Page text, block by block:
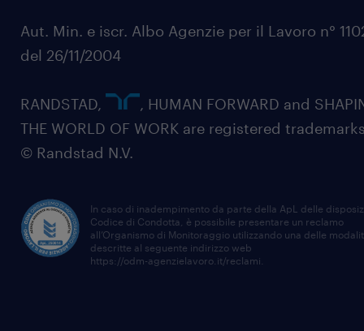
Aut. Min. e iscr. Albo Agenzie per il Lavoro n°
del 26/11/2004
RANDSTAD,
, HUMAN FORWARD and
THE WORLD OF WORK are registered
© Randstad N.V.
In caso di inadempimento da parte della ApL delle
Codice di Condotta, è possibile presentare un reclamo
all’Organismo di Monitoraggio utilizzando una delle
descritte al seguente indirizzo web
https://odm-agenzielavoro.it/reclami